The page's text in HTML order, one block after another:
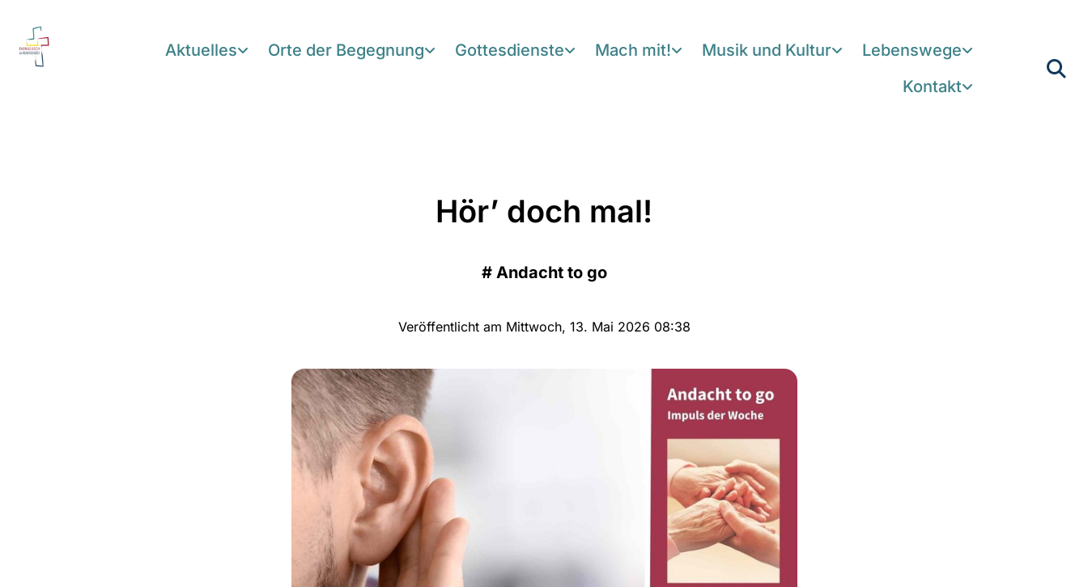
Aktuelles Orte der Begegnung Gottesdienste Mach mit! Musik und Kultur
Lebenswege
Kontakt
Hör’ doch mal!
# Andacht to go
Veröffentlicht am Mittwoch, 13. Mai 2026 08:38